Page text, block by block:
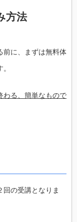
方法
前に、まずは無料体
わる、簡単なもので
の受講となりま